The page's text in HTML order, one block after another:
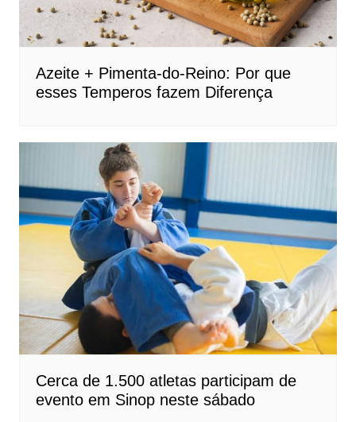
Azeite + Pimenta-do-Reino: Por que
esses Temperos fazem Diferença
Cerca de 1.500 atletas participam de
evento em Sinop neste sábado